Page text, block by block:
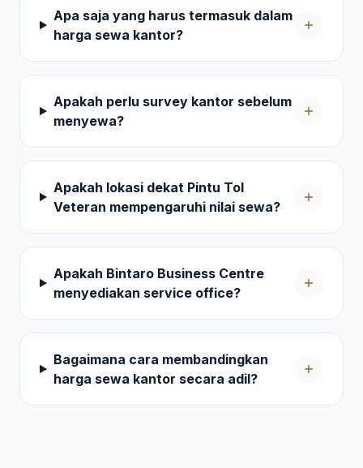
Apa saja yang harus termasuk dalam
harga sewa kantor?
Apakah perlu survey kantor sebelum
menyewa?
Apakah lokasi dekat Pintu Tol
Veteran mempengaruhi nilai sewa?
Apakah Bintaro Business Centre
menyediakan service office?
Bagaimana cara membandingkan
harga sewa kantor secara adil?